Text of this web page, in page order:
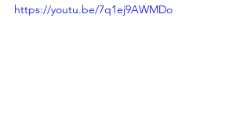
https://youtu.be/7q1ej9AWMDo